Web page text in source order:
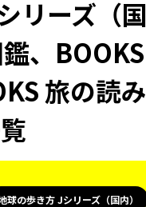
リーズ（
、
旅の読
球の歩き方 Jシリーズ（国内）